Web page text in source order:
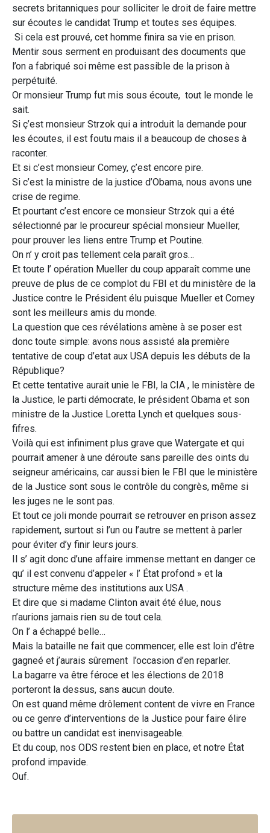
secrets britanniques pour solliciter le droit de faire mettre
sur écoutes le candidat Trump et toutes ses équipes.
Si cela est prouvé, cet homme finira sa vie en prison.
Mentir sous serment en produisant des documents que
l’on a fabriqué soi même est passible de la prison à
perpétuité.
Or monsieur Trump fut mis sous écoute, tout le monde le
sait.
Si ç’est monsieur Strzok qui a introduit la demande pour
les écoutes, il est foutu mais il a beaucoup de choses à
raconter.
Et si c’est monsieur Comey, ç’est encore pire.
Si c’est la ministre de la justice d’Obama, nous avons une
crise de regime.
Et pourtant c’est encore ce monsieur Strzok qui a été
sélectionné par le procureur spécial monsieur Mueller,
pour prouver les liens entre Trump et Poutine.
On n’ y croit pas tellement cela paraît gros…
Et toute l’ opération Mueller du coup apparaît comme une
preuve de plus de ce complot du FBI et du ministère de la
Justice contre le Président élu puisque Mueller et Comey
sont les meilleurs amis du monde.
La question que ces révélations amène à se poser est
donc toute simple: avons nous assisté ala première
tentative de coup d’etat aux USA depuis les débuts de la
République?
Et cette tentative aurait unie le FBI, la CIA , le ministère de
la Justice, le parti démocrate, le président Obama et son
ministre de la Justice Loretta Lynch et quelques sous-
fifres.
Voilà qui est infiniment plus grave que Watergate et qui
pourrait amener à une déroute sans pareille des oints du
seigneur américains, car aussi bien le FBI que le ministère
de la Justice sont sous le contrôle du congrès, même si
les juges ne le sont pas.
Et tout ce joli monde pourrait se retrouver en prison assez
rapidement, surtout si l’un ou l’autre se mettent à parler
pour éviter d’y finir leurs jours.
Il s’ agit donc d’une affaire immense mettant en danger ce
qu’ il est convenu d’appeler « l’ État profond » et la
structure même des institutions aux USA .
Et dire que si madame Clinton avait été élue, nous
n’aurions jamais rien su de tout cela.
On l’ a échappé belle…
Mais la bataille ne fait que commencer, elle est loin d’être
gagneé et j’aurais sûrement l’occasion d’en reparler.
La bagarre va être féroce et les élections de 2018
porteront la dessus, sans aucun doute.
On est quand même drôlement content de vivre en France
ou ce genre d’interventions de la Justice pour faire élire
ou battre un candidat est inenvisageable.
Et du coup, nos ODS restent bien en place, et notre État
profond impavide.
Ouf.